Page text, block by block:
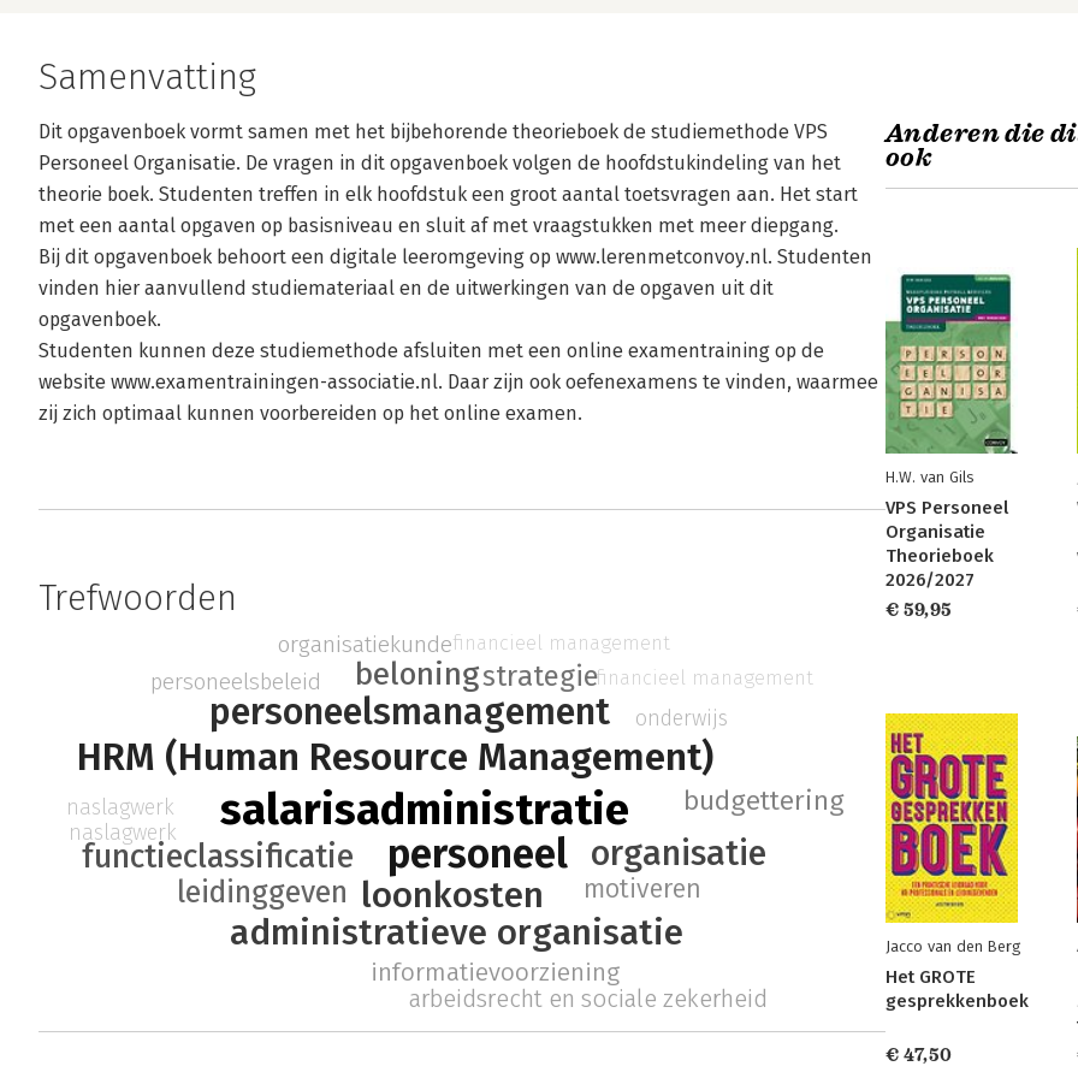
Samenvatting
Dit opgavenboek vormt samen met het bijbehorende theorieboek de studiemethode VPS
Personeel Organisatie. De vragen in dit opgavenboek volgen de hoofdstukindeling van het
theorie boek. Studenten treffen in elk hoofdstuk een groot aantal toetsvragen aan. Het start
met een aantal opgaven op basisniveau en sluit af met vraagstukken met meer diepgang.
Bij dit opgavenboek behoort een digitale leeromgeving op www.lerenmetconvoy.nl. Studenten
vinden hier aanvullend studiemateriaal en de uitwerkingen van de opgaven uit dit
opgavenboek.
Studenten kunnen deze studiemethode afsluiten met een online examentraining op de
website www.examentrainingen-associatie.nl. Daar zijn ook oefenexamens te vinden, waarmee
zij zich optimaal kunnen voorbereiden op het online examen.
Trefwoorden
salarisadministratie
personeel
HRM (Human Resource Management)
personeelsmanagement
loonkosten
organisatie
administratieve organisatie
leidinggeven
functieclassificatie
beloningstrategie
budgettering
motiveren
informatievoorziening
personeelsbeleid
onderwijs
organisatiekunde
arbeidsrecht en sociale zekerheid
financieel management
naslagwerk
financieel management
naslagwerk
Anderen die
ook
H.W. van Gils
VPS Personeel
Organisatie
Theorieboek
2026/2027
€ 59,95
Jacco van den Berg
Het GROTE
gesprekkenboek
€ 47,50